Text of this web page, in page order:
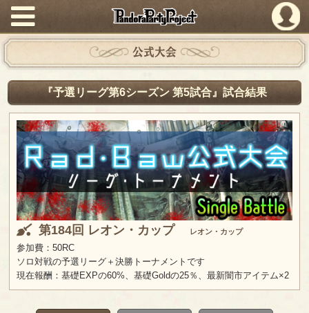
PandoraPartyProject
公式大会
『予選リーグ第6シーズン 第5試合』試合結果
第184回 レオン・カップ レオン・カップ
参加費：50RC
ソロ対戦の予選リーグ＋決勝トーナメントです
現在報酬：基礎EXPの60%、基礎Goldの25％、最新闇市アイテム×2